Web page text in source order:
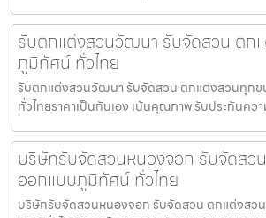
รับตกแต่งสวนวัฒนา รับจัดสวน ตก
ภูมิทัศน์ ทั่วไทย
รับตกแต่งสวนวัฒนา รับจัดสวน ตกแต่งสวนทุก
ทั่วไทยราคาเป็นกันเอง เน้นคุณภาพ รับประกันคว
บริษัทรับจัดสวนหนองจอก รับจัดสว
ออกแบบภูมิทัศน์ ทั่วไทย
บริษัทรับจัดสวนหนองจอก รับจัดสวน ตกแต่งสว